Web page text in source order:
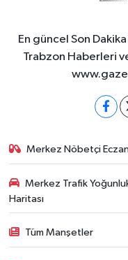
En güncel Son
Trabzon Haberleri
Merkez Nöbetçi
Merkez Trafik
Haritası
Tüm Manşetler